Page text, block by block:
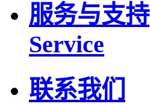
服务与支持
Service
联系我们